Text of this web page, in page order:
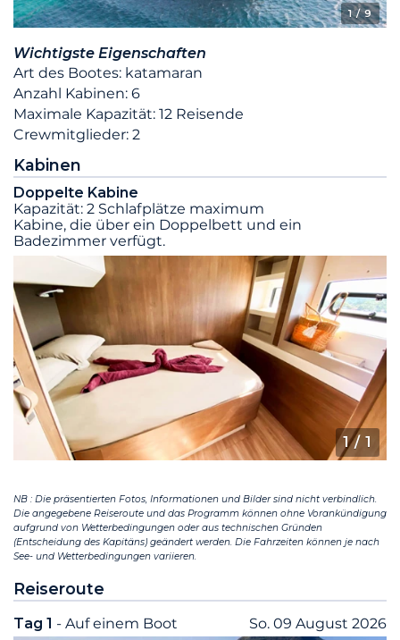
1/ 9
Wichtigste Eigenschaften
Art des Bootes: katamaran
Anzahl Kabinen: 6
Maximale Kapazität: 12 Reisende
Crewmitglieder: 2
Kabinen
Doppelte Kabine
Kapazität: 2 Schlafplätze maximum
Kabine, die über ein Doppelbett und ein
Badezimmer verfügt.
1/ 1
NB : Die präsentierten Fotos, Informationen und Bilder sind nicht verbindlich.
Die angegebene Reiseroute und das Programm können ohne Vorankündigung
aufgrund von Wetterbedingungen oder aus technischen Gründen
(Entscheidung des Kapitäns) geändert werden. Die Fahrzeiten können je nach
See- und Wetterbedingungen variieren.
Reiseroute
Tag 1 - Auf einem Boot So. 09 August 2026